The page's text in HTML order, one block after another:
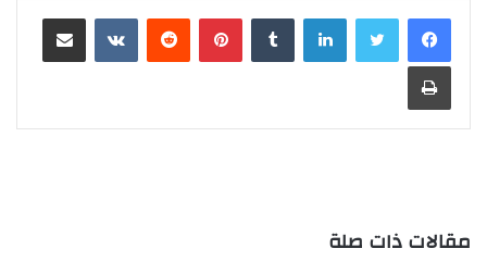
لينكدإن بينتيريست
مقالات ذات صلة